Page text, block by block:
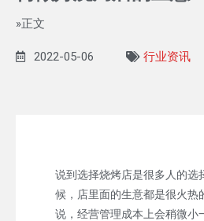
»正文
2022-05-06 行业资讯
说到选择烧烤店是很多人的选
候，店里面的生意都是很火热
说，经营管理成本上会稍微小